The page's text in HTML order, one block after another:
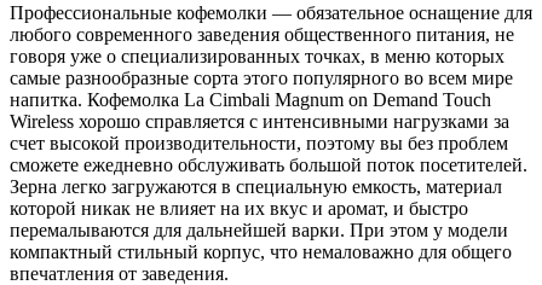
Профессиональные кофемолки — обязательное оснащение для
любого современного заведения общественного питания, не
говоря уже о специализированных точках, в меню которых
самые разнообразные сорта этого популярного во всем мире
напитка. Кофемолка La Cimbali Magnum on Demand Touch
Wireless хорошо справляется с интенсивными нагрузками за
счет высокой производительности, поэтому вы без проблем
сможете ежедневно обслуживать большой поток посетителей.
Зерна легко загружаются в специальную емкость, материал
которой никак не влияет на их вкус и аромат, и быстро
перемалываются для дальнейшей варки. При этом у модели
компактный стильный корпус, что немаловажно для общего
впечатления от заведения.